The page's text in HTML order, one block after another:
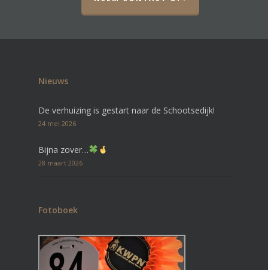
Nieuws
De verhuizing is gestart naar de Schootsedijk!
24 mei 2026
Bijna zover…
28 maart 2026
Fotoboek